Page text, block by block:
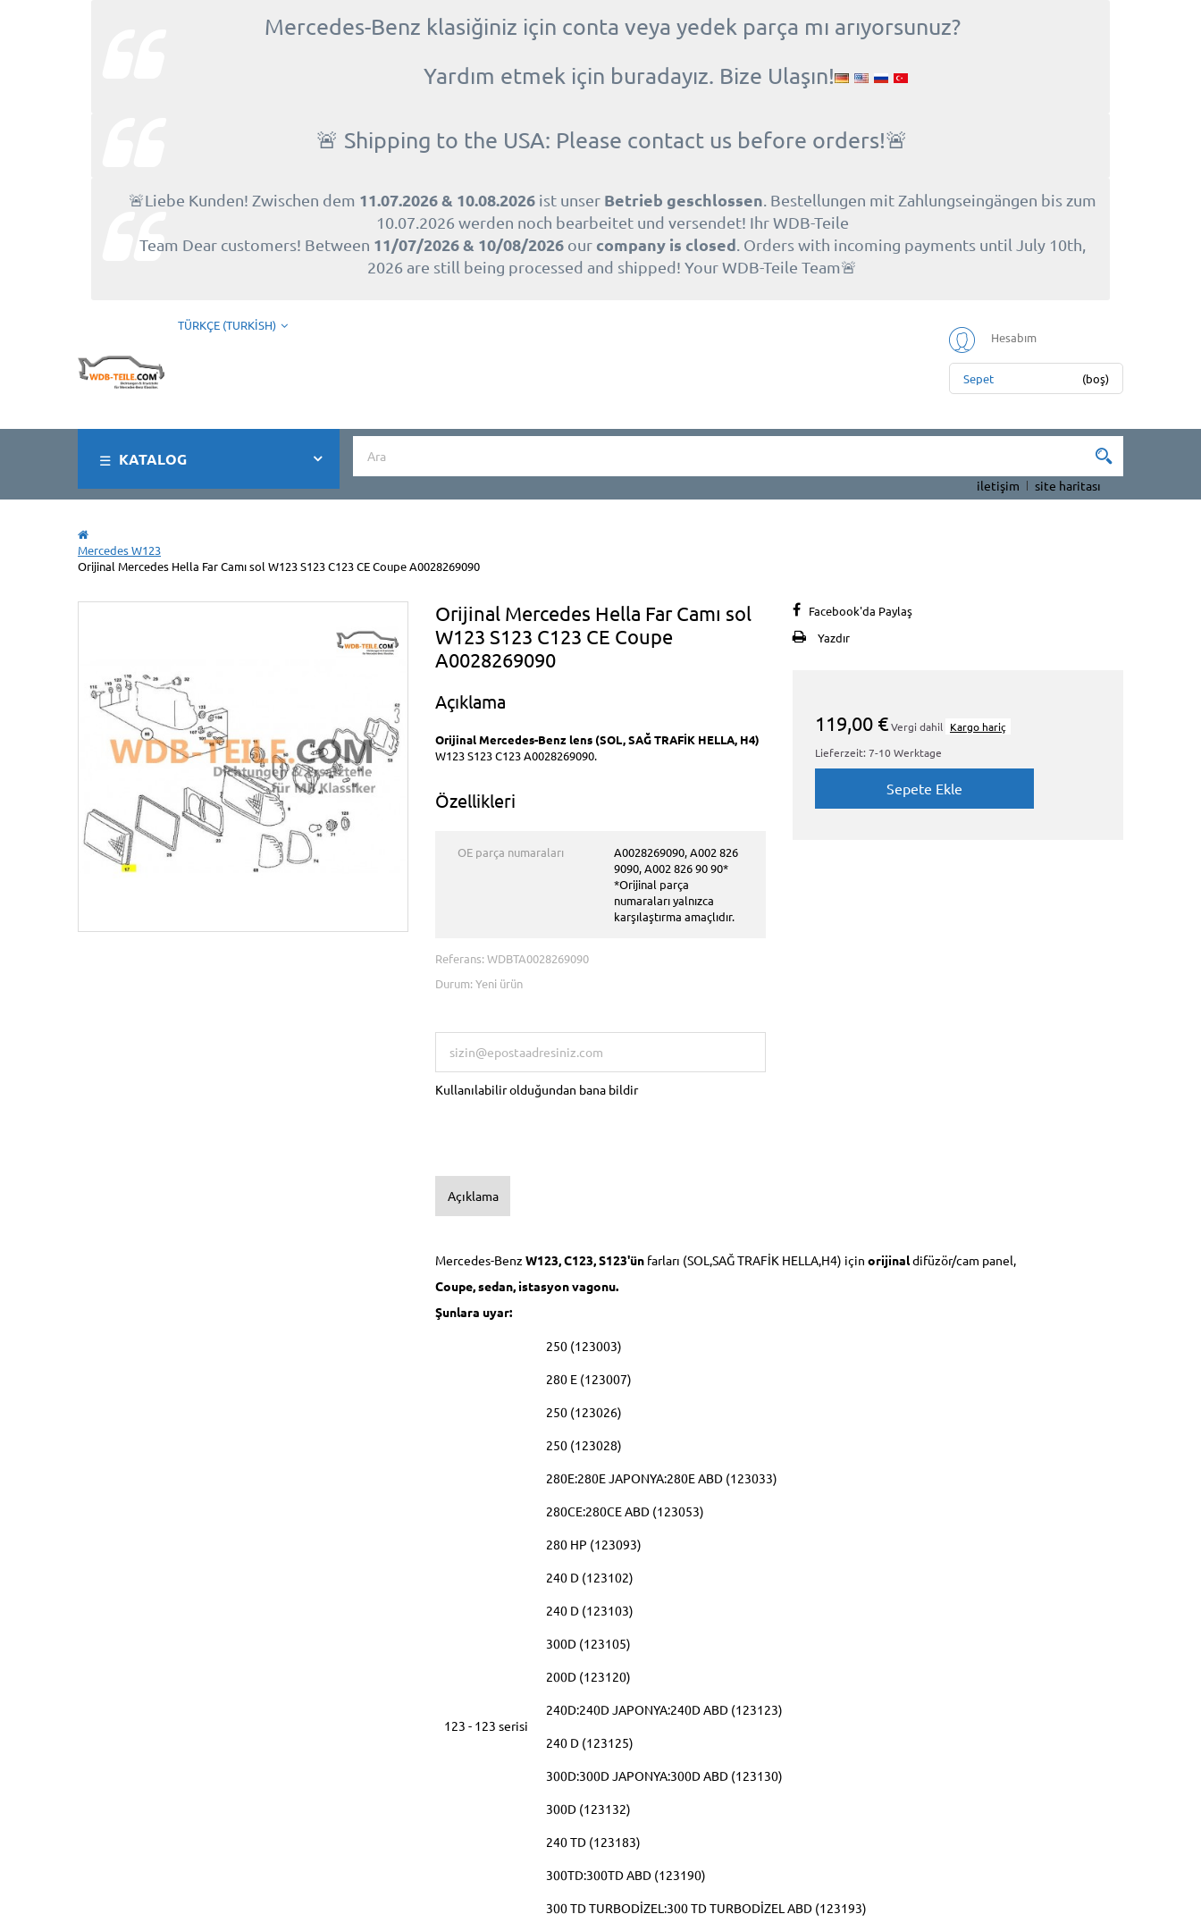
Mercedes-Benz klasiğiniz için conta veya yedek parça mı arıyorsunuz?
Yardım etmek için buradayız. Bize Ulaşın!
🚨 Shipping to the USA: Please contact us before orders!🚨
🚨Liebe Kunden! Zwischen dem 11.07.2026 & 10.08.2026ist unser Betrieb geschlossen . Bestellungen mit Zahlungseingängen bis zum
10.07.2026 werden noch bearbeitet und versendet! Ihr WDB-Teile
Team Dear customers! Between 11/07/2026 & 10/08/2026our company is closed . Orders with incoming payments until July 10th,
2026 are still being processed and shipped! Your WDB-Teile Team🚨
TÜRKÇE (TURKISH)
Hesabım
Sepet (boş)
KATALOG
iletişim site haritası
Mercedes W123
Orijinal Mercedes Hella Far Camı sol W123 S123 C123 CE Coupe A0028269090
Orijinal Mercedes Hella Far Camı sol
W123 S123 C123 CE Coupe
A0028269090
Açıklama
Orijinal Mercedes-Benz lens (SOL, SAĞ TRAFİK HELLA, H4)
W123 S123 C123 A0028269090.
Özellikleri
OE parça numaraları
A0028269090, A002 826
9090, A002 826 90 90*
*Orijinal parça
numaraları yalnızca
karşılaştırma amaçlıdır.
Referans: WDBTA0028269090
Durum: Yeni ürün
Kullanılabilir olduğundan bana bildir
Facebook'da Paylaş
Yazdır
119,00 €Vergi dahil Kargo hariç
Lieferzeit: 7-10 Werktage
Sepete Ekle
Açıklama
Mercedes-Benz W123, C123, S123'ünfarları (SOL,SAĞ TRAFİK HELLA,H4) için orijinaldifüzör/cam panel,
Coupe, sedan, istasyon vagonu.
Şunlara uyar:
123 - 123 serisi
250 (123003)
280 E (123007)
250 (123026)
250 (123028)
280E:280E JAPONYA:280E ABD (123033)
280CE:280CE ABD (123053)
280 HP (123093)
240 D (123102)
240 D (123103)
300D (123105)
200D (123120)
240D:240D JAPONYA:240D ABD (123123)
240 D (123125)
300D:300D JAPONYA:300D ABD (123130)
300D (123132)
240 TD (123183)
300TD:300TD ABD (123190)
300 TD TURBODİZEL:300 TD TURBODİZEL ABD (123193)